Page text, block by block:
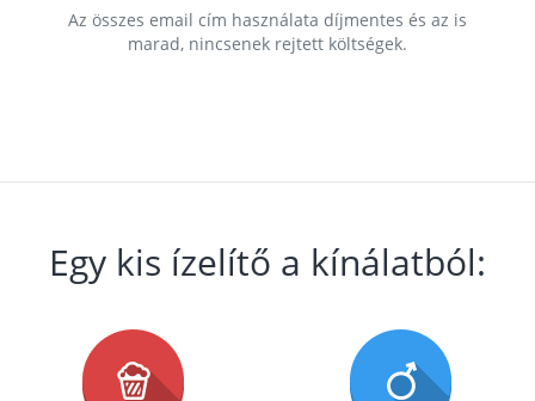
Az összes email cím használata díjmentes és az is
marad, nincsenek rejtett költségek.
Egy kis ízelítő a kínálatból: